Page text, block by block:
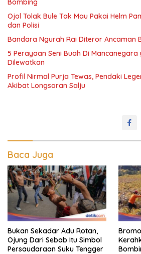
Bombing
Ojol Tolak Bule Tak Mau Pakai Helm
dan Polisi
Bandara Ngurah Rai Diteror Ancaman
5 Perayaan Seni Buah Di
Dilewatkan
Profil Nirmal Purja Tewas, Pendaki
Akibat Longsoran Salju
Baca Juga
Bukan Sekadar Adu Rotan,
Ojung Dari Sebab Itu Simbol
Persaudaraan Suku Tengger